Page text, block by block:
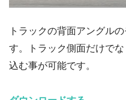
トラックの背面アングル
す。トラック側面だけで
込む事が可能です。